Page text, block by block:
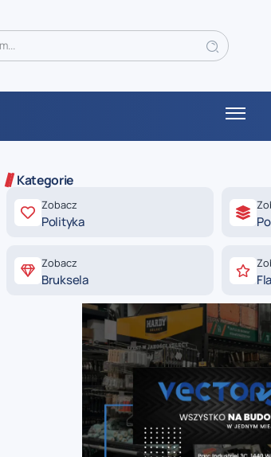
Kategorie
Zobacz
Polityka
Zobacz
Bruksela